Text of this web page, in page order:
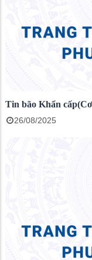
Tin bão Khẩn
26/08/2025